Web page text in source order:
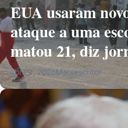
EUA usaram
ataque a uma
matou 21, diz
abril 2, 2026Marsescritor